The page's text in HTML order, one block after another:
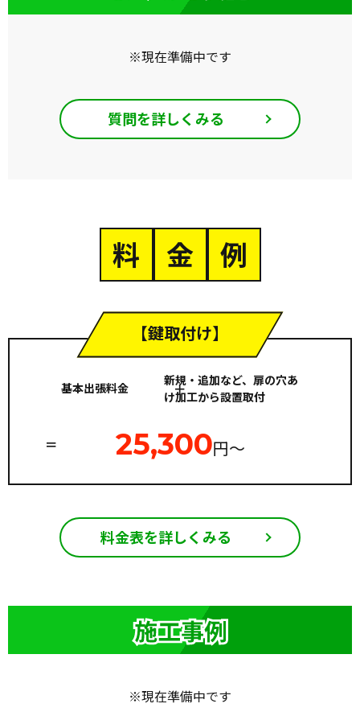
※現在準備中です
質問を詳しくみる
料 金 例
【鍵取付け】
基本出張料金
新規・追加など、扉の穴あ
け加工から設置取付
25,300円〜
料金表を詳しくみる
※現在準備中です